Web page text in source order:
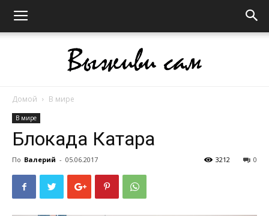
Домой В мире
В мире
Блокада Катара
По Валерий - 05.06.2017 0
3212